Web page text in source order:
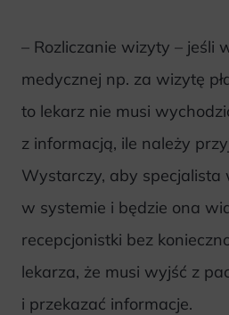
– Rozliczanie wizyty – jeśli
medycznej np. za wizytę
to lekarz nie musi
z informacją, ile należy
Wystarczy, aby specjalista
w systemie i będzie ona
recepcjonistki bez
lekarza, że musi wyjść z
i przekazać informacje.